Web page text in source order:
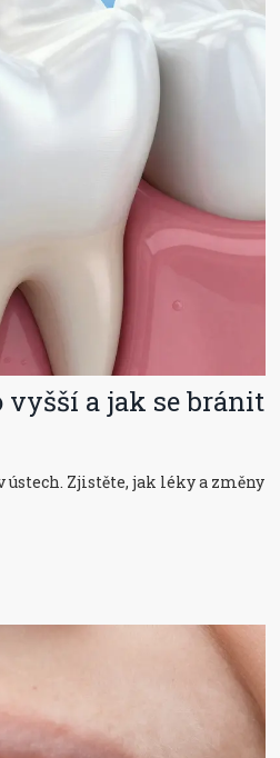
a jak se bránit
Zjistěte, jak léky a změny